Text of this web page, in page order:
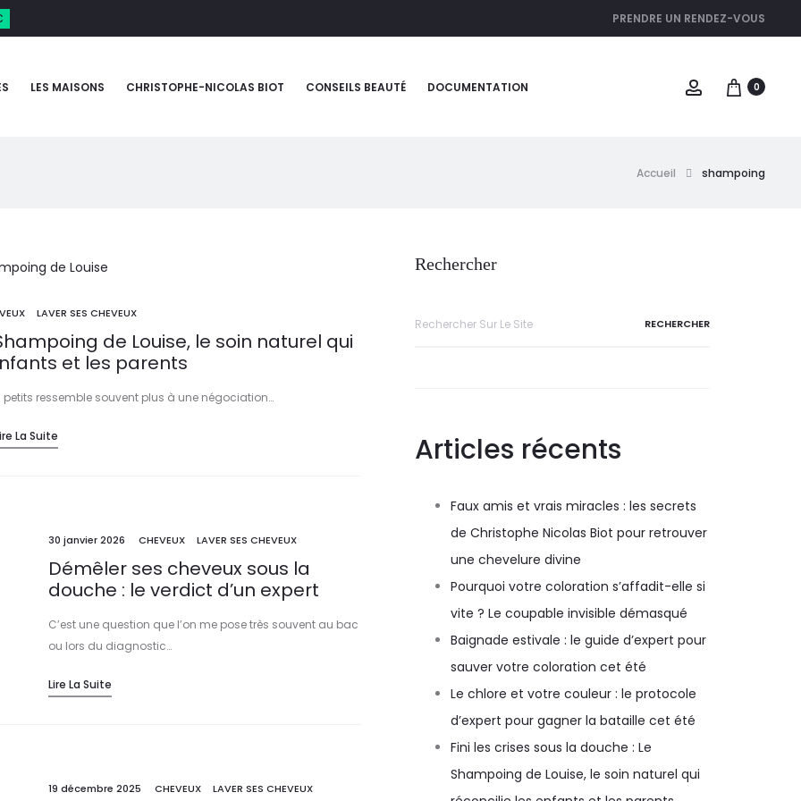
PRENDRE UN RENDEZ-VOUS
LES MAISONS CHRISTOPHE-NICOLAS BIOT CONSEILS BEAUTÉ DOCUMENTATION 0
Accueil shampoing
LAVER SES CHEVEUX
de Louise, le soin naturel qui
et les parents
ressemble souvent plus à une négociation…
La Suite
30 janvier 2026 CHEVEUX LAVER SES CHEVEUX
Démêler ses cheveux sous la
douche : le verdict d’un expert
C’est une question que l’on me pose très souvent au bac
ou lors du diagnostic…
Lire La Suite
19 décembre 2025 CHEVEUX LAVER SES CHEVEUX
Rechercher
Articles récents
Faux amis et vrais miracles : les secrets
de Christophe Nicolas Biot pour retrouver
une chevelure divine
Pourquoi votre coloration s’affadit-elle si
vite ? Le coupable invisible démasqué
Baignade estivale : le guide d’expert pour
sauver votre coloration cet été
Le chlore et votre couleur : le protocole
d’expert pour gagner la bataille cet été
Fini les crises sous la douche : Le
Shampoing de Louise, le soin naturel qui